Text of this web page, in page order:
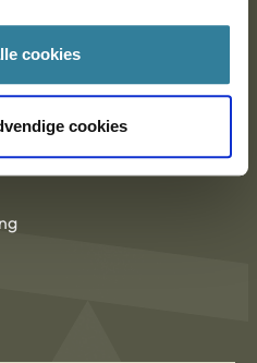
cookies
cookies